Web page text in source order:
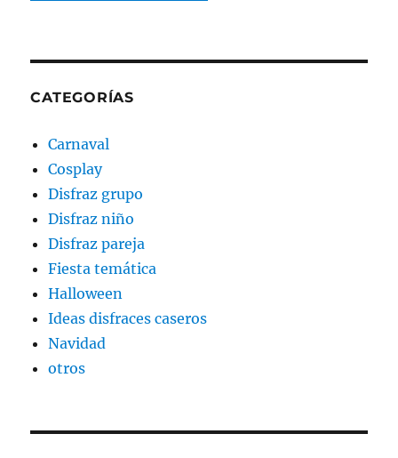
CATEGORÍAS
Carnaval
Cosplay
Disfraz grupo
Disfraz niño
Disfraz pareja
Fiesta temática
Halloween
Ideas disfraces caseros
Navidad
otros